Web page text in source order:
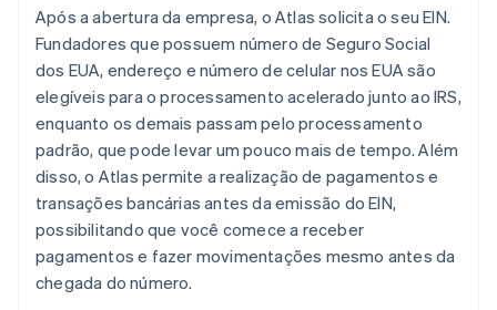
Após a abertura da empresa, o Atlas solicita o seu EIN.
Fundadores que possuem número de Seguro Social
dos EUA, endereço e número de celular nos EUA são
elegíveis para o processamento acelerado junto ao IRS,
enquanto os demais passam pelo processamento
padrão, que pode levar um pouco mais de tempo. Além
disso, o Atlas permite a realização de pagamentos e
transações bancárias antes da emissão do EIN,
possibilitando que você comece a receber
pagamentos e fazer movimentações mesmo antes da
chegada do número.